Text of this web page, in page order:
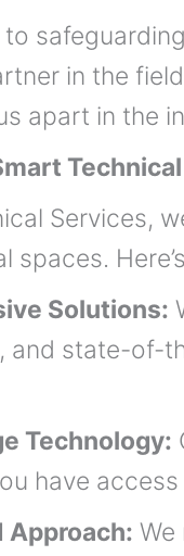
in the
apart in the
Services,
spaces.
Solutions:
and state-of-
Technology:
have
Approach: We